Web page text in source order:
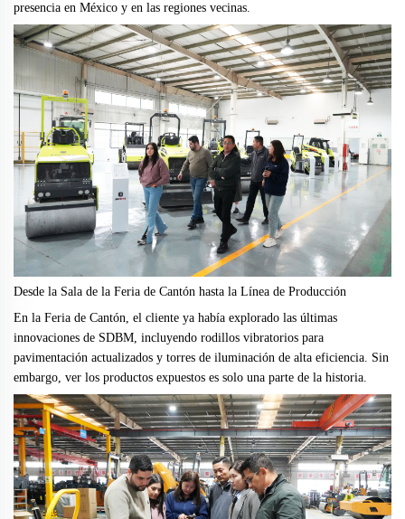
presencia en México y en las regiones vecinas.
Desde la Sala de la Feria de Cantón hasta la Línea de Producción
En la Feria de Cantón, el cliente ya había explorado las últimas
innovaciones de SDBM, incluyendo rodillos vibratorios para
pavimentación actualizados y torres de iluminación de alta eficiencia. Sin
embargo, ver los productos expuestos es solo una parte de la historia.